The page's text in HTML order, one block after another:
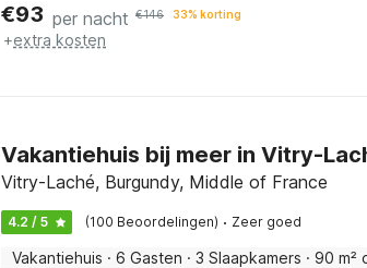
€93 per nacht €146 33% korting
+extra kosten
Vakantiehuis bij meer in Vitry-
Vitry-Laché, Burgundy, Middle of France
4.2 / 5 (100 Beoordelingen) · Zeer goed
Vakantiehuis · 6 Gasten · 3 Slaapkamers · 90 m²